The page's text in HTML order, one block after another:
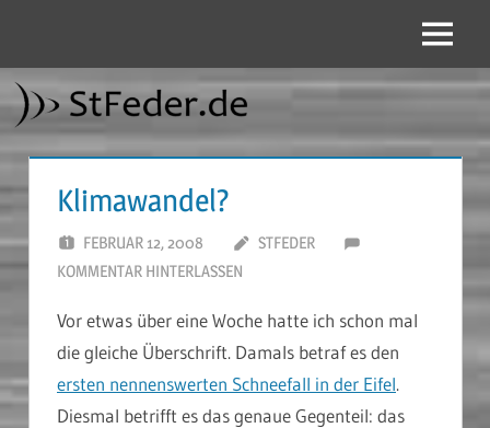
springen
Menü
Klimawandel?
FEBRUAR 12, 2008
STFEDER
KOMMENTAR HINTERLASSEN
Vor etwas über eine Woche hatte ich schon mal
die gleiche Überschrift. Damals betraf es den
ersten nennenswerten Schneefall in der Eifel.
Diesmal betrifft es das genaue Gegenteil: das